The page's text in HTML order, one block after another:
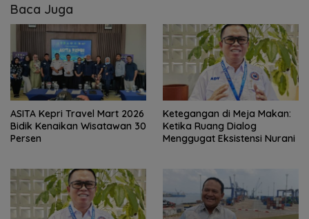
Baca Juga
ASITA Kepri Travel Mart 2026
Bidik Kenaikan Wisatawan 30
Persen
Ketegangan di Meja Makan:
Ketika Ruang Dialog
Menggugat Eksistensi Nurani